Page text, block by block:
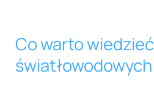
Co warto
światłowodowych
Co
warto